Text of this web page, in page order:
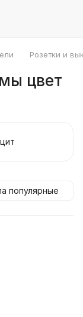
Розетки и
цвет
популярные